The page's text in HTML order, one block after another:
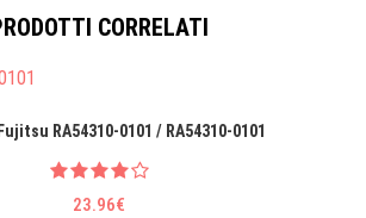
CORRELATI
RA54310-0101 / RA54310-0101
23.96€